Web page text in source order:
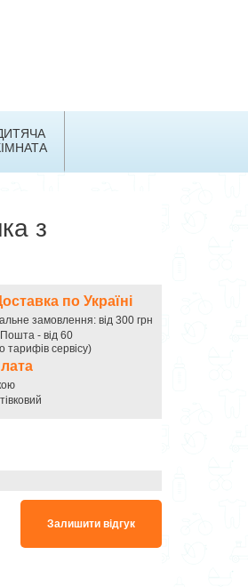
з
по Україні
замовлення: від 300 грн
- від 60
тарифів сервісу)
Залишити відгук